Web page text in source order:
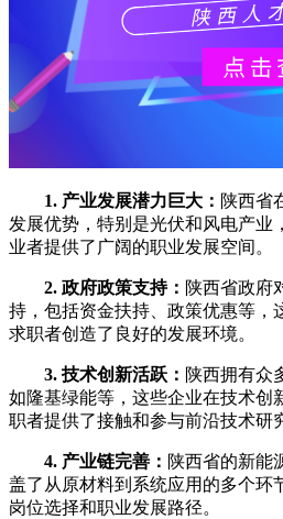
1. 产业发展潜力巨大： 陕西省
发展优势，特别是光伏和风电产业
业者提供了广阔的职业发展空间。
2. 政府政策支持： 陕西省政府
持，包括资金扶持、政策优惠等，
求职者创造了良好的发展环境。
3. 技术创新活跃： 陕西拥有众
如隆基绿能等，这些企业在技术创
职者提供了接触和参与前沿技术研
4. 产业链完善： 陕西省的新能
盖了从原材料到系统应用的多个环
岗位选择和职业发展路径。